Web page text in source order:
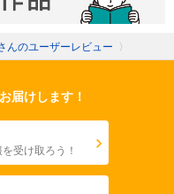
んのユーザーレビュー 〉
届けします！
受け取ろう！